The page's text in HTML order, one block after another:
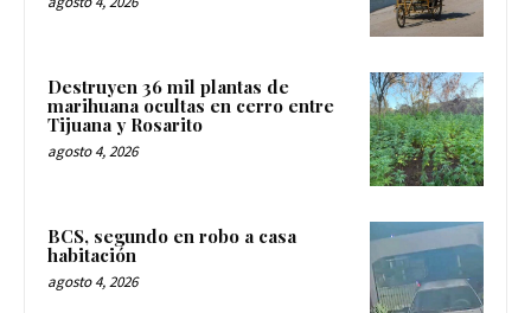
Destruyen 36 mil plantas de
marihuana ocultas en cerro entre
Tijuana y Rosarito
agosto 4, 2026
BCS, segundo en robo a casa
habitación
agosto 4, 2026